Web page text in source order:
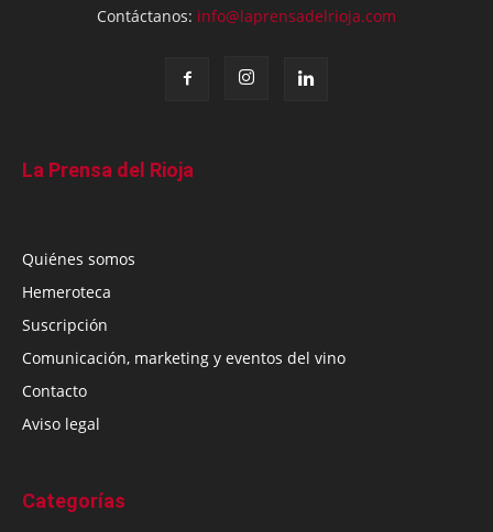
Contáctanos: info@laprensadelrioja.com
La Prensa del Rioja
Quiénes somos
Hemeroteca
Suscripción
Comunicación, marketing y eventos del vino
Contacto
Aviso legal
Categorías